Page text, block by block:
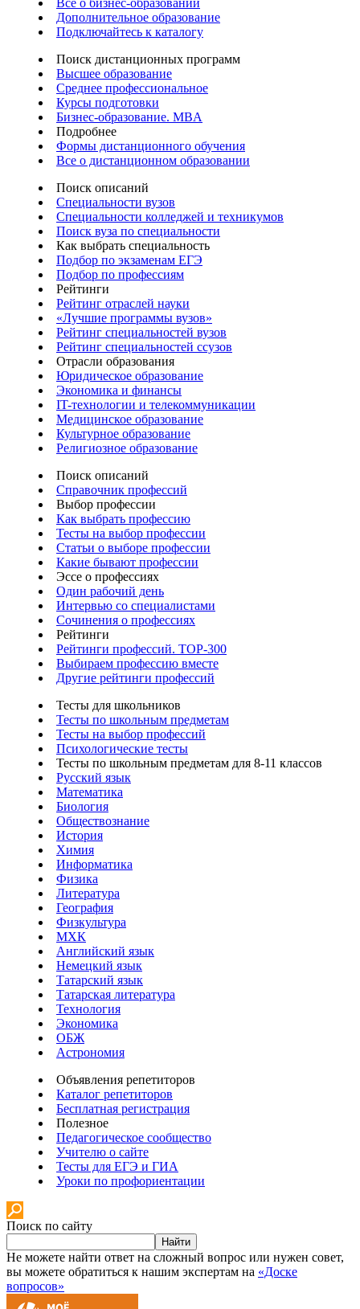
Дополнительное образование
Подключайтесь к каталогу
Поиск дистанционных программ
Высшее образование
Среднее профессиональное
Курсы подготовки
Бизнес-образование. MBA
Подробнее
Формы дистанционного обучения
Все о дистанционном образовании
Поиск описаний
Специальности вузов
Специальности колледжей и техникумов
Поиск вуза по специальности
Как выбрать специальность
Подбор по экзаменам ЕГЭ
Подбор по профессиям
Рейтинги
Рейтинг отраслей науки
«Лучшие программы вузов»
Рейтинг специальностей вузов
Рейтинг специальностей ссузов
Отрасли образования
Юридическое образование
Экономика и финансы
IT-технологии и телекоммуникации
Медицинское образование
Культурное образование
Религиозное образование
Поиск описаний
Справочник профессий
Выбор профессии
Как выбрать профессию
Тесты на выбор профессии
Статьи о выборе профессии
Какие бывают профессии
Эссе о профессиях
Один рабочий день
Интервью со специалистами
Сочинения о профессиях
Рейтинги
Рейтинги профессий. TOP-300
Выбираем профессию вместе
Другие рейтинги профессий
Тесты для школьников
Тесты по школьным предметам
Тесты на выбор профессий
Психологические тесты
Тесты по школьным предметам для 8-11 классов
Русский язык
Математика
Биология
Обществознание
История
Химия
Информатика
Физика
Литература
География
Физкультура
МХК
Английский язык
Немецкий язык
Татарский язык
Татарская литература
Технология
Экономика
ОБЖ
Астрономия
Объявления репетиторов
Каталог репетиторов
Бесплатная регистрация
Полезное
Педагогическое сообщество
Учителю о сайте
Тесты для ЕГЭ и ГИА
Уроки по профориентации
Поиск по сайту
Найти
Не можете найти ответ на сложный вопрос или нужен совет,
вы можете обратиться к нашим экспертам на «Доске
вопросов»